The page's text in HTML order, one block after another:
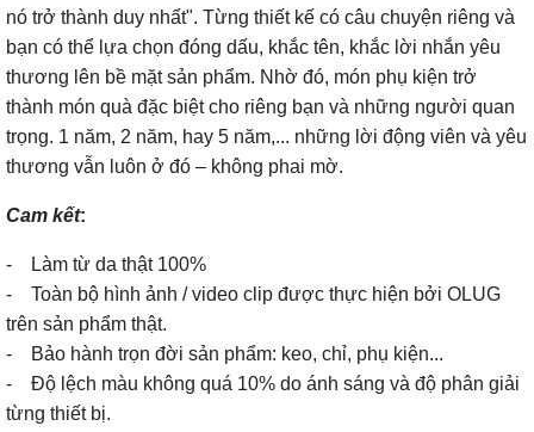
nó trở thành duy nhất". Từng thiết kế có câu chuyện riêng và
bạn có thể lựa chọn đóng dấu, khắc tên, khắc lời nhắn yêu
thương lên bề mặt sản phẩm. Nhờ đó, món phụ kiện trở
thành món quà đặc biệt cho riêng bạn và những người quan
trọng. 1 năm, 2 năm, hay 5 năm,... những lời động viên và yêu
thương vẫn luôn ở đó – không phai mờ.
Cam kết:
- Làm từ da thật 100%
- Toàn bộ hình ảnh / video clip được thực hiện bởi OLUG
trên sản phẩm thật.
- Bảo hành trọn đời sản phẩm: keo, chỉ, phụ kiện...
- Độ lệch màu không quá 10% do ánh sáng và độ phân giải
từng thiết bị.